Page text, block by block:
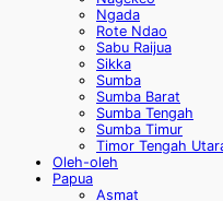
Ngada
Rote Ndao
Sabu Raijua
Sikka
Sumba
Sumba Barat
Sumba Tengah
Sumba Timur
Timor Tengah
Oleh-oleh
Papua
Asmat